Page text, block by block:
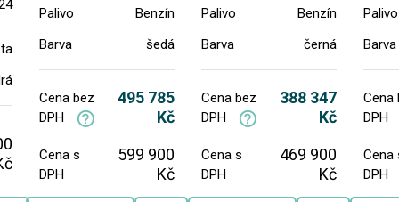
Palivo
Benzín
Barva
šedá
Cena bez
DPH
495 785
Kč
Cena s
DPH
599 900
Kč
Palivo
Benzín
Barva
černá
Cena bez
DPH
388 347
Kč
Cena s
DPH
469 900
Kč
Palivo
Barva
Cena
DPH
Cena
DPH